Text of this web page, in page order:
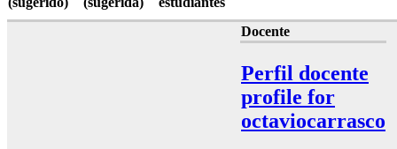
Docente
Perfil docente
profile for
octaviocarrasco